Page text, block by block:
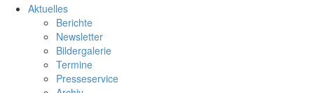
Aktuelles
Berichte
Newsletter
Bildergalerie
Termine
Presseservice